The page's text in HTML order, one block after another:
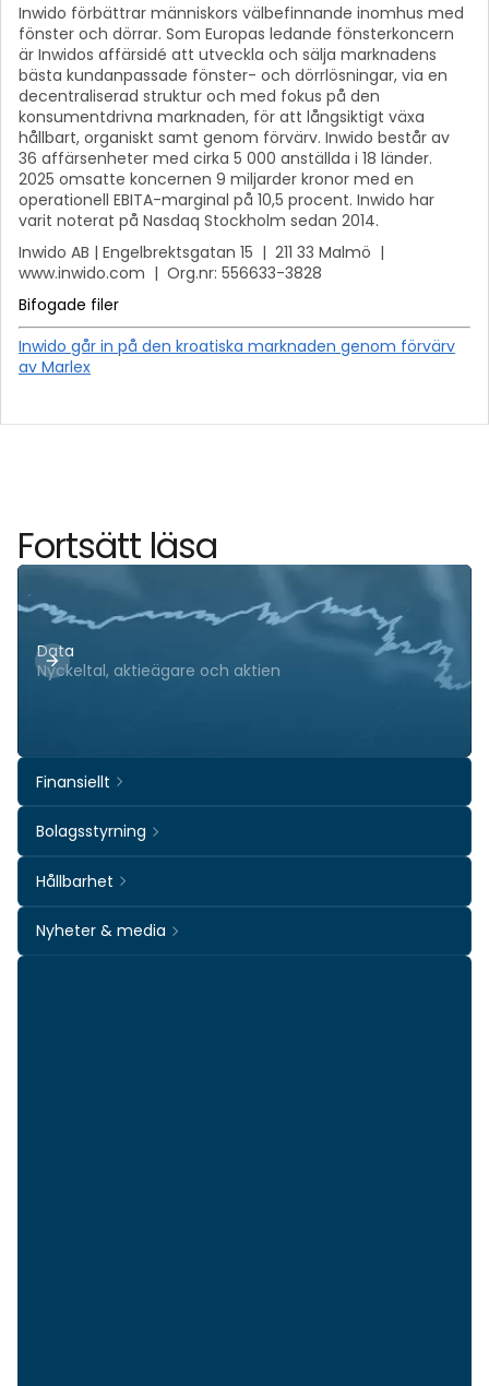
Inwido förbättrar människors välbefinnande inomhus med
fönster och dörrar. Som Europas ledande fönsterkoncern
är Inwidos affärsidé att utveckla och sälja marknadens
bästa kundanpassade fönster- och dörrlösningar, via en
decentraliserad struktur och med fokus på den
konsumentdrivna marknaden, för att långsiktigt växa
hållbart, organiskt samt genom förvärv. Inwido består av
36 affärsenheter med cirka 5 000 anställda i 18 länder.
2025 omsatte koncernen 9 miljarder kronor med en
operationell EBITA-marginal på 10,5 procent. Inwido har
varit noterat på Nasdaq Stockholm sedan 2014.
Inwido AB | Engelbrektsgatan 15 | 211 33 Malmö |
www.inwido.com | Org.nr: 556633-3828
Bifogade filer
Inwido går in på den kroatiska marknaden genom förvärv
av Marlex
Fortsätt läsa
Data
Nyckeltal, aktieägare och aktien
Finansiellt
Bolagsstyrning
Hållbarhet
Nyheter & media